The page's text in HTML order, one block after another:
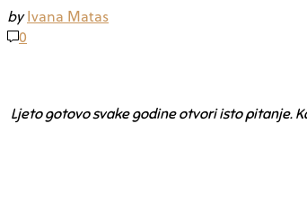
by Ivana Matas
0
Ljeto gotovo svake godine otvori isto pitanje.